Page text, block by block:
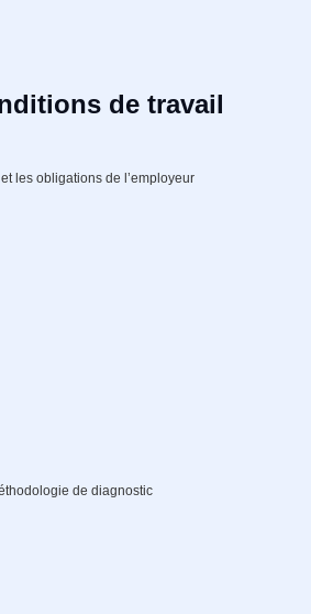
de travail
les obligations de l’employeur
de diagnostic